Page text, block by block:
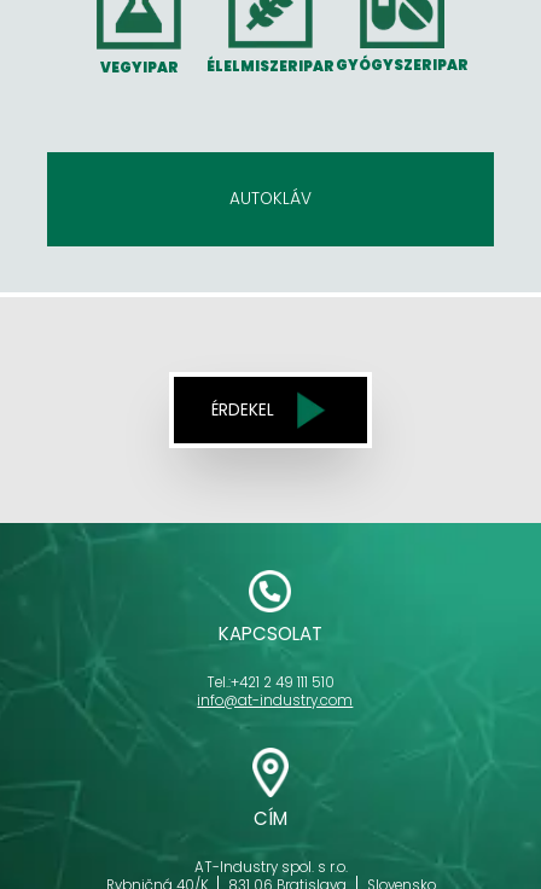
VEGYIPAR ÉLELMISZERIPARGYÓGYSZERIPAR
AUTOKLÁV
ÉRDEKEL
KAPCSOLAT
Tel.:+421 2 49 111 510
info@at-industry.com
CÍM
AT-Industry spol. s r.o.